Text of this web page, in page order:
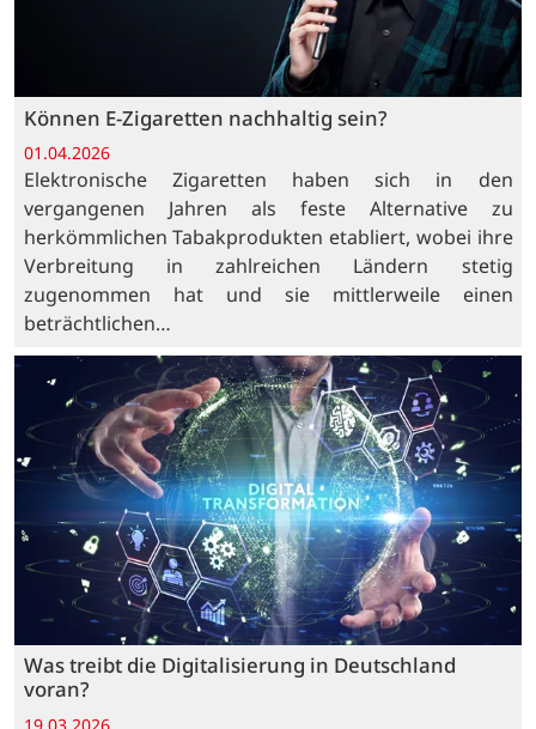
Können E-Zigaretten nachhaltig sein?
01.04.2026
Elektronische Zigaretten haben sich in den
vergangenen Jahren als feste Alternative zu
herkömmlichen Tabakprodukten etabliert, wobei ihre
Verbreitung in zahlreichen Ländern stetig
zugenommen hat und sie mittlerweile einen
beträchtlichen…
Was treibt die Digitalisierung in Deutschland
voran?
19.03.2026